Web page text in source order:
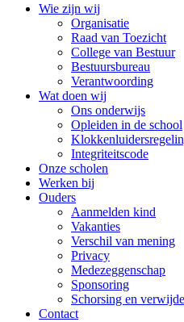
Wie zijn wij
Organisatie
Raad van Toezicht
College van Bestuur
Bestuursbureau
Verantwoording
Wat doen wij
Ons onderwijs
Opleiden in de school
Integriteitscode
Onze scholen
Werken bij
Ouders
Aanmelden kind
Vakanties
Verschil van mening
Privacy
Medezeggenschap
Sponsoring
Schorsing en
Contact